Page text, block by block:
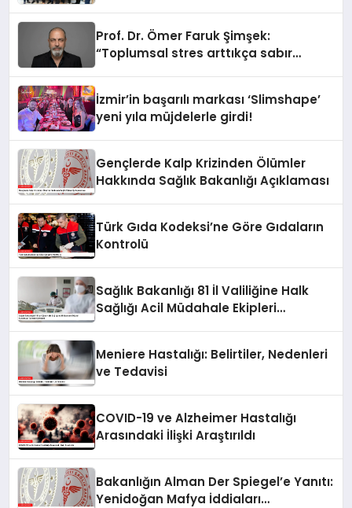
Prof. Dr. Ömer Faruk Şimşek:
“Toplumsal stres arttıkça sabır
İzmir’in başarılı markası ‘Slimshape’
yeni yıla müjdelerle girdi!
Gençlerde Kalp Krizinden Ölümler
Hakkında Sağlık Bakanlığı Açıklaması
Türk Gıda Kodeksi’ne Göre Gıdaların
Kontrolü
Sağlık Bakanlığı 81 İl Valiliğine Halk
Sağlığı Acil Müdahale Ekipleri
Meniere Hastalığı: Belirtiler, Nedenleri
ve Tedavisi
COVID-19 ve Alzheimer Hastalığı
Arasındaki İlişki Araştırıldı
Bakanlığın Alman Der Spiegel’e Yanıtı:
Yenidoğan Mafya İddiaları